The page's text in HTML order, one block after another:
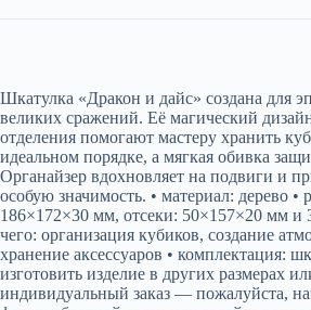
Шкатулка «Дракон и дайс» создана для
великих сражений. Её магический
отделения помогают мастеру хранить
идеальном порядке, а мягкая обивка
Органайзер вдохновляет на подвиги и
особую значимость. • материал: дерево •
186×172×30 мм, отсеки: 50×157×20 мм и
чего: организация кубиков, создание
хранение аксессуаров • комплектация:
изготовить изделие в других размерах
индивидуальный заказ — пожалуйста,